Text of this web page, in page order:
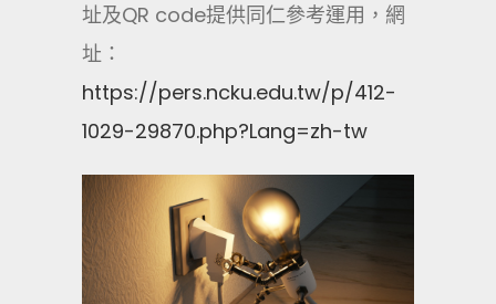
址及QR code提供同仁參考運用，網
址：
https://pers.ncku.edu.tw/p/412-
1029-29870.php?Lang=zh-tw